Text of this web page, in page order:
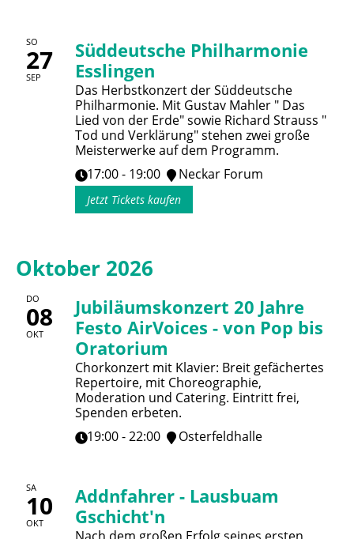
SO
27
SEP
Süddeutsche Philharmonie
Esslingen
Das Herbstkonzert der Süddeutsche
Philharmonie. Mit Gustav Mahler " Das
Lied von der Erde" sowie Richard Strauss "
Tod und Verklärung" stehen zwei große
Meisterwerke auf dem Programm.
17:00 - 19:00
Neckar Forum
Jetzt Tickets kaufen
Oktober 2026
DO
08
OKT
Jubiläumskonzert 20 Jahre
Festo AirVoices - von Pop bis
Oratorium
Chorkonzert mit Klavier: Breit gefächertes
Repertoire, mit Choreographie,
Moderation und Catering. Eintritt frei,
Spenden erbeten.
19:00 - 22:00
Osterfeldhalle
SA
10
OKT
Addnfahrer - Lausbuam
Gschicht'n